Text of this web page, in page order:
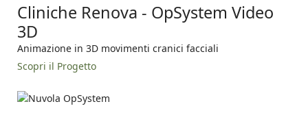
Cliniche Renova - OpSystem Video
3D
Animazione in 3D movimenti cranici facciali
Scopri il Progetto